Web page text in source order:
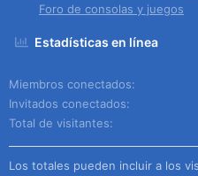
Foro de consolas y juegos
Estadísticas en línea
Miembros conectados
Invitados conectados
Total de visitantes
Los totales pueden incluir a los